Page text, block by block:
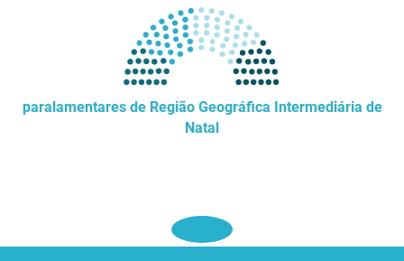
paralamentares de Região Geográfica Intermediária de
Natal